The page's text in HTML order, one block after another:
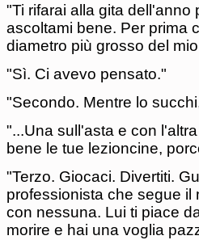
"Ti rifarai alla gita dell'anno
ascoltami bene. Per prima
diametro più grosso del
"Sì. Ci avevo pensato."
"Secondo. Mentre lo
"...Una sull'asta e con
bene le tue lezioncine,
"Terzo. Giocaci. Divertiti.
professionista che segue
con nessuna. Lui ti piace
morire e hai una voglia